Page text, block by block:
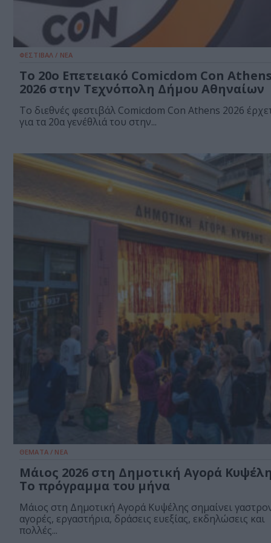
ΦΕΣΤΙΒΑΛ / ΝΕΑ
Το 20ο Επετειακό Comicdom Con Athens
2026 στην Τεχνόπολη Δήμου Αθηναίων
Το διεθνές φεστιβάλ Comicdom Con Athens 2026
για τα 20α γενέθλιά του στην...
ΘΕΜΑΤΑ / ΝΕΑ
Μάιος 2026 στη Δημοτική Αγορά
Το πρόγραμμα του μήνα
Μάιος στη Δημοτική Αγορά Κυψέλης σημαίνει
αγορές, εργαστήρια, δράσεις ευεξίας, εκδηλώσεις και
πολλές...